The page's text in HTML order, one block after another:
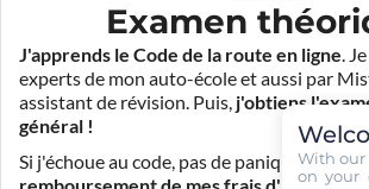
Examen
J'apprends le Code de la route en ligne.
experts de mon auto-école et aussi par
assistant de révision. Puis, j'obtiens
général !
Si j'échoue au code, pas de panique ! Je
With our
on your